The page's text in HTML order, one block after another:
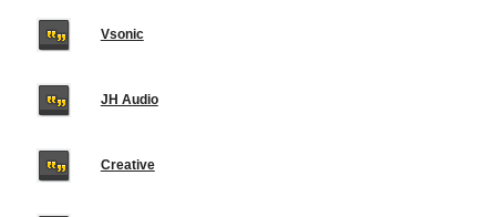
Vsonic
JH Audio
Creative